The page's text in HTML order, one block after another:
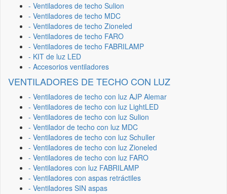
- Ventiladores de techo Sulion
- Ventiladores de techo MDC
- Ventiladores de techo Zioneled
- Ventiladores de techo FARO
- Ventiladores de techo FABRILAMP
- KIT de luz LED
- Accesorios ventiladores
VENTILADORES DE TECHO CON LUZ
- Ventiladores de techo con luz AJP Alemar
- Ventiladores de techo con luz LightLED
- Ventiladores de techo con luz Sulion
- Ventilador de techo con luz MDC
- Ventiladores de techo con luz Schuller
- Ventiladores de techo con luz Zioneled
- Ventiladores de techo con luz FARO
- Ventiladores con luz FABRILAMP
- Ventiladores con aspas retráctiles
- Ventiladores SIN aspas